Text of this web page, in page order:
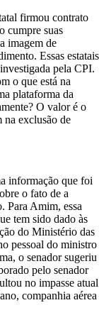
firmou contrato
cumpre suas
imagem de
Essas estatais
pela CPI.
o que está na
plataforma da
O valor é o
na exclusão de
informação que foi
o fato de a
Para Amim, essa
tem sido dado às
do Ministério das
pessoal do ministro
o senador sugeriu
pelo senador
no impasse atual
companhia aérea